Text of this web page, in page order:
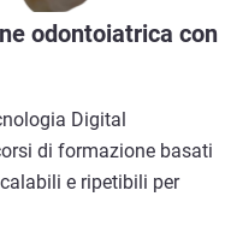
odontoiatrica con
Digital
di formazione basati
e ripetibili per